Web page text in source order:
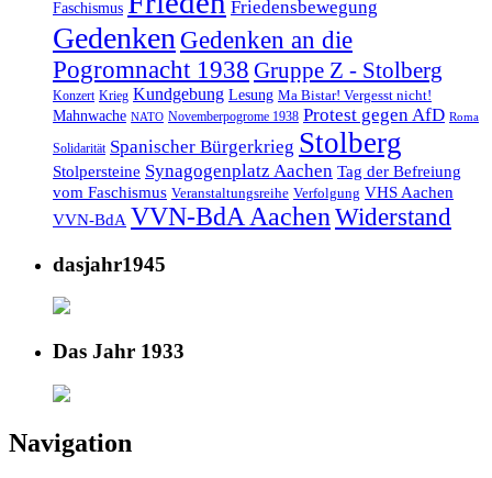
Faschismus Friedensbewegung
Gedenken Gedenken an die
Pogromnacht 1938 Gruppe Z - Stolberg
Konzert Krieg Kundgebung Lesung Ma Bistar! Vergesst nicht!
Mahnwache NATO Novemberpogrome 1938 Protest gegen AfD Roma
Solidarität Spanischer Bürgerkrieg Stolberg
Stolpersteine Synagogenplatz Aachen Tag der Befreiung
vom Faschismus Veranstaltungsreihe Verfolgung VHS Aachen
VVN-BdA VVN-BdA AachenWiderstand
dasjahr1945
Das Jahr 1933
Navigation